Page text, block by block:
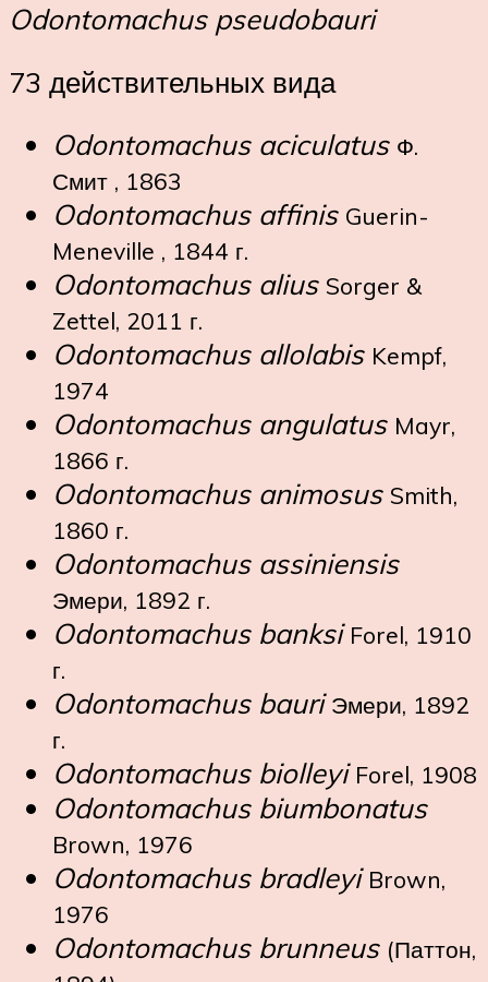
Odontomachus pseudobauri
73 действительных вида
Odontomachus aciculatus Ф.
Смит , 1863
Odontomachus affinis Guerin-
Meneville , 1844 г.
Odontomachus alius Sorger &
Zettel, 2011 г.
Odontomachus allolabis Kempf,
1974
Odontomachus angulatus Mayr,
1866 г.
Odontomachus animosus Smith,
1860 г.
Odontomachus assiniensis
Эмери, 1892 г.
Odontomachus banksi Forel, 1910
г.
Odontomachus bauriЭмери, 1892
г.
Odontomachus biolleyi Forel, 1908
Odontomachus biumbonatus
Brown, 1976
Odontomachus bradleyi Brown,
1976
Odontomachus brunneus (Паттон,